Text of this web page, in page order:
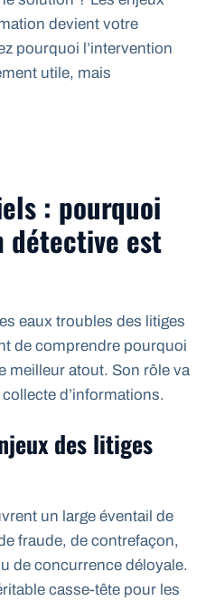
devient votre
pourquoi l’intervention
utile, mais
: pourquoi
détective est
eaux troubles des litiges
de comprendre pourquoi
meilleur atout. Son rôle va
d’informations.
des litiges
un large éventail de
fraude, de contrefaçon,
de concurrence déloyale.
casse-tête pour les